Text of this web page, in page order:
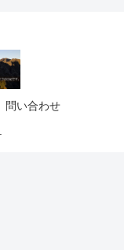
問い合わせ